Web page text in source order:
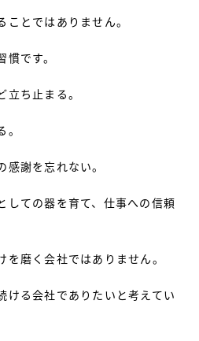
とではありません。
です。
ち止まる。
謝を忘れない。
しての器を育て、仕事への信頼
を磨く会社ではありません。
ける会社でありたいと考えてい